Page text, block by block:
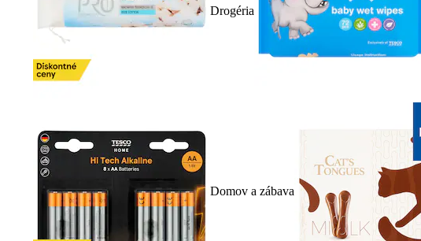
Drogéria
Domov a zábava